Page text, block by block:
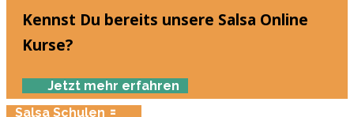
Kennst Du bereits unsere Salsa Online
Kurse?
Jetzt mehr erfahren
Salsa Schulen